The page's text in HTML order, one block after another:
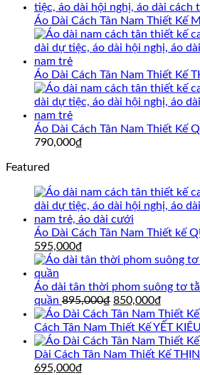
là:
695,000₫.
tại
là:
595,000₫.
Áo Dài Cách Tân Nam Thiết Kế
Áo Dài Cách Tân Nam Thiết Kế
Áo Dài Cách Tân Nam Thiết Kế
790,000₫
Featured
Áo Dài Cách Tân Nam Thiết kế
Giá
gốc
là:
695,000₫.
595,000₫
hiện
là:
595,000₫.
Áo dài tân thời phom suông tơ
quần 895,000₫ Giá
gốc
là:
895,000₫.
850,000₫
hiện
tại
là:
Cách Tân Nam Thiết Kế YẾT KIÊU
Dài Cách Tân Nam Thiết Kế
Giá
695,000₫